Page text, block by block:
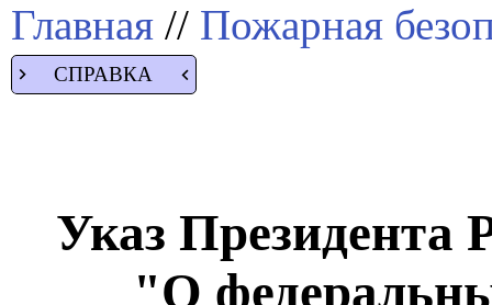
Главная // Пожарная
СПРАВКА
Указ Президента
"О